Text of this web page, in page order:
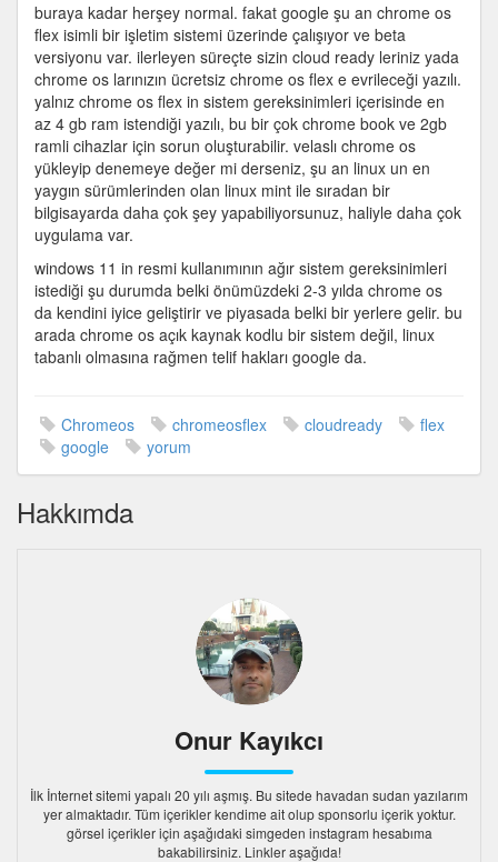
buraya kadar herşey normal. fakat google şu an chrome os
flex isimli bir işletim sistemi üzerinde çalışıyor ve beta
versiyonu var. ilerleyen süreçte sizin cloud ready leriniz yada
chrome os larınızın ücretsiz chrome os flex e evrileceği yazılı.
yalnız chrome os flex in sistem gereksinimleri içerisinde en
az 4 gb ram istendiği yazılı, bu bir çok chrome book ve 2gb
ramli cihazlar için sorun oluşturabilir. velaslı chrome os
yükleyip denemeye değer mi derseniz, şu an linux un en
yaygın sürümlerinden olan linux mint ile sıradan bir
bilgisayarda daha çok şey yapabiliyorsunuz, haliyle daha çok
uygulama var.
windows 11 in resmi kullanımının ağır sistem gereksinimleri
istediği şu durumda belki önümüzdeki 2-3 yılda chrome os
da kendini iyice geliştirir ve piyasada belki bir yerlere gelir. bu
arada chrome os açık kaynak kodlu bir sistem değil, linux
tabanlı olmasına rağmen telif hakları google da.
Chromeos chromeosflex cloudready
flex
google
yorum
Hakkımda
Onur Kayıkcı
İlk İnternet sitemi yapalı 20 yılı aşmış. Bu sitede havadan sudan yazılarım
yer almaktadır. Tüm içerikler kendime ait olup sponsorlu içerik yoktur.
görsel içerikler için aşağıdaki simgeden instagram hesabıma
bakabilirsiniz. Linkler aşağıda!